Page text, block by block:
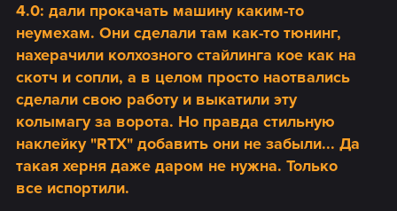
4.0: дали прокачать машину каким-то
неумехам. Они сделали там как-то тюнинг,
нахерачили колхозного стайлинга кое как на
скотч и сопли, а в целом просто наотвались
сделали свою работу и выкатили эту
колымагу за ворота. Но правда стильную
наклейку "RTX" добавить они не забыли... Да
такая херня даже даром не нужна. Только
все испортили.